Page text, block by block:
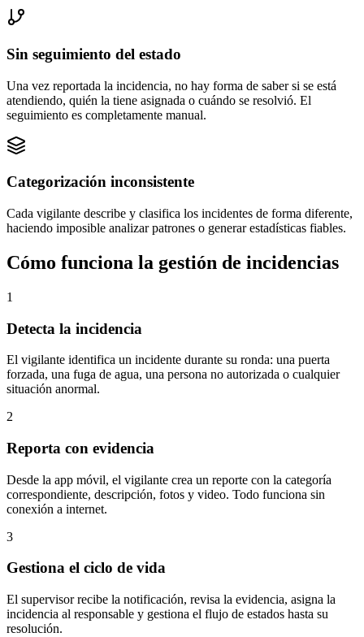
Sin seguimiento del estado
Una vez reportada la incidencia, no hay forma de saber si se está
atendiendo, quién la tiene asignada o cuándo se resolvió. El
seguimiento es completamente manual.
Categorización inconsistente
Cada vigilante describe y clasifica los incidentes de forma diferente,
haciendo imposible analizar patrones o generar estadísticas fiables.
Cómo funciona la gestión de incidencias
1
Detecta la incidencia
El vigilante identifica un incidente durante su ronda: una puerta
forzada, una fuga de agua, una persona no autorizada o cualquier
situación anormal.
2
Reporta con evidencia
Desde la app móvil, el vigilante crea un reporte con la categoría
correspondiente, descripción, fotos y video. Todo funciona sin
conexión a internet.
3
Gestiona el ciclo de vida
El supervisor recibe la notificación, revisa la evidencia, asigna la
incidencia al responsable y gestiona el flujo de estados hasta su
resolución.